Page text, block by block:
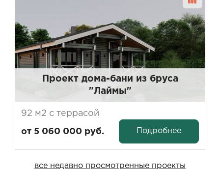
Проект дома-бани из бруса
"Лаймы"
92 м2 с террасой
от 5 060 000 руб. Подробнее
все недавно просмотренные проекты